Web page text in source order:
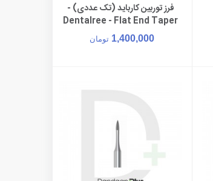
افزودن به سبد خرید
فرز توربین کارباید (تک عددی) -
Dentalree - Flat End Taper
C&B Prep
1,400,000 تومان